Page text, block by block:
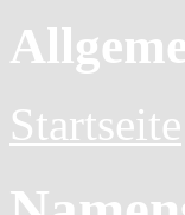
Startseite